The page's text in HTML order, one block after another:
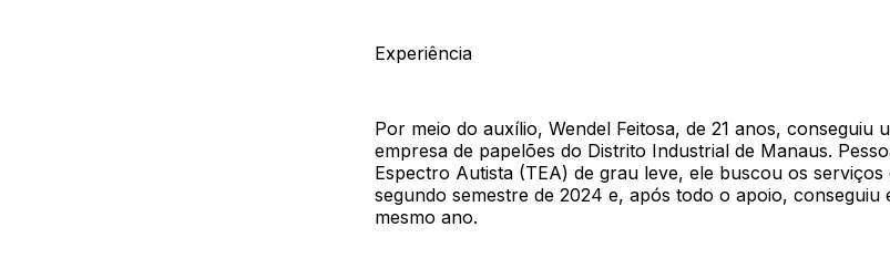
Experiência
Por meio do auxílio, Wendel Feitosa, de 21 anos, conseguiu
empresa de papelões do Distrito Industrial de Manaus.
Espectro Autista (TEA) de grau leve, ele buscou os serviços
segundo semestre de 2024 e, após todo o apoio,
mesmo ano.